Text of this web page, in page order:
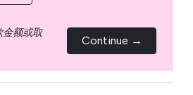
金额或取
Continue →